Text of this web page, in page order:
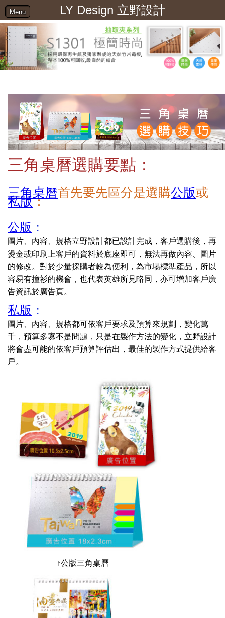
Menu LY Design 立野設計
三角桌曆選購要點：
三角桌曆首先要先區分是選購公版或
私版：
公版 ：
圖片、內容、規格立野設計都已設計完成，客戶選購後，再
燙金或印刷上客戶的資料於底座即可，無法再做內容、圖片
的修改。對於少量採購者較為便利，為市場標準產品，所以
容易有撞衫的機會，也代表英雄所見略同，亦可增加客戶廣
告資訊於廣告頁。
私版 ：
圖片、內容、規格都可依客戶要求及預算來規劃，變化萬
千，預算多寡不是問題，只是在製作方法的變化，立野設計
將會盡可能的依客戶預算評估出，最佳的製作方式提供給客
戶。
↑公版三角桌曆